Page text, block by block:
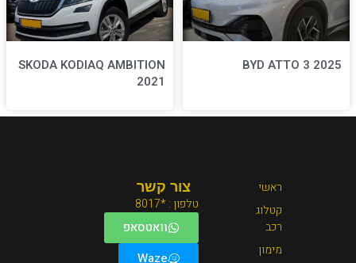
SKODA KODIAQ AMBITION
צור קשר
וואטסאפ
Waze